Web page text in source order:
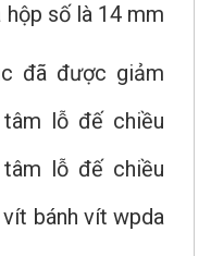
số là 14 mm
đã được giảm
lỗ đế chiều
lỗ đế chiều
bánh vít wpda